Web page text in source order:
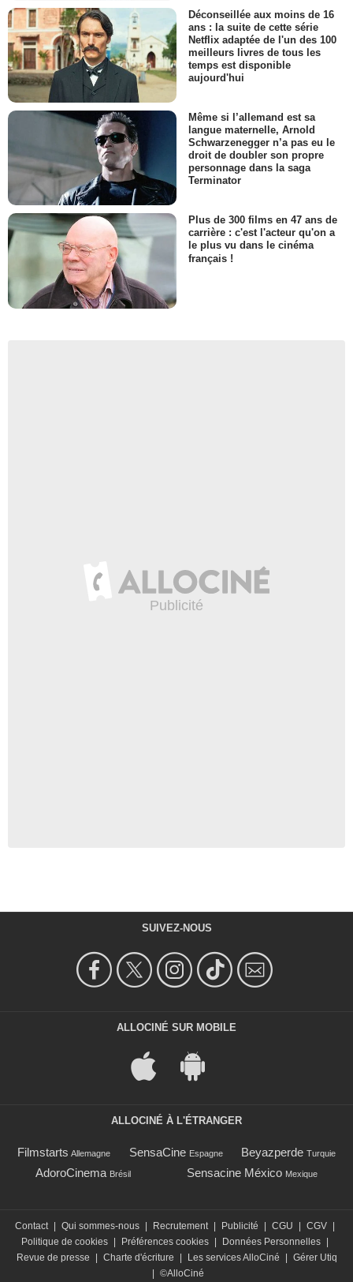
Déconseillée aux moins de 16
ans : la suite de cette série
Netflix adaptée de l'un des 100
meilleurs livres de tous les
temps est disponible
aujourd'hui
Même si l’allemand est sa
langue maternelle, Arnold
Schwarzenegger n’a pas eu le
droit de doubler son propre
personnage dans la saga
Terminator
Plus de 300 films en 47 ans de
carrière : c'est l'acteur qu'on a
le plus vu dans le cinéma
français !
SUIVEZ-NOUS
ALLOCINÉ SUR MOBILE
ALLOCINÉ À L'ÉTRANGER
Filmstarts Allemagne SensaCine Espagne Beyazperde Turquie
AdoroCinema Brésil Sensacine México Mexique
Contact | Qui sommes-nous | Recrutement | Publicité | CGU | CGV |
Politique de cookies | Préférences cookies | Données Personnelles |
Revue de presse
| Charte d'écriture | Les services AlloCiné | Gérer Utiq
| ©AlloCiné